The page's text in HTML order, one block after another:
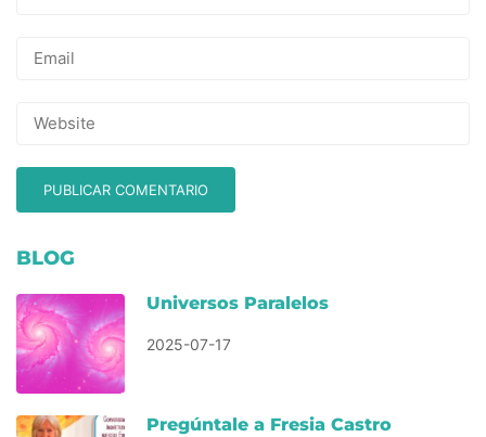
BLOG
Universos Paralelos
2025-07-17
Pregúntale a Fresia Castro